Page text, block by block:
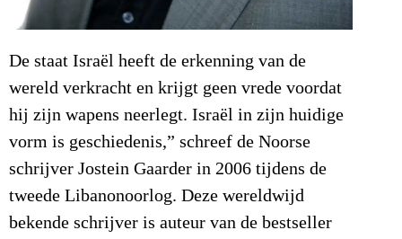
De staat Israël heeft de erkenning van de
wereld verkracht en krijgt geen vrede voordat
hij zijn wapens neerlegt. Israël in zijn huidige
vorm is geschiedenis,” schreef de Noorse
schrijver Jostein Gaarder in 2006 tijdens de
tweede Libanonoorlog. Deze wereldwijd
bekende schrijver is auteur van de bestseller